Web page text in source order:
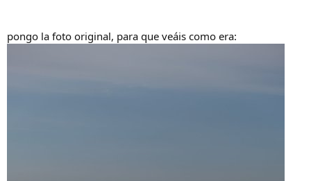
pongo la foto original, para que veáis como era: